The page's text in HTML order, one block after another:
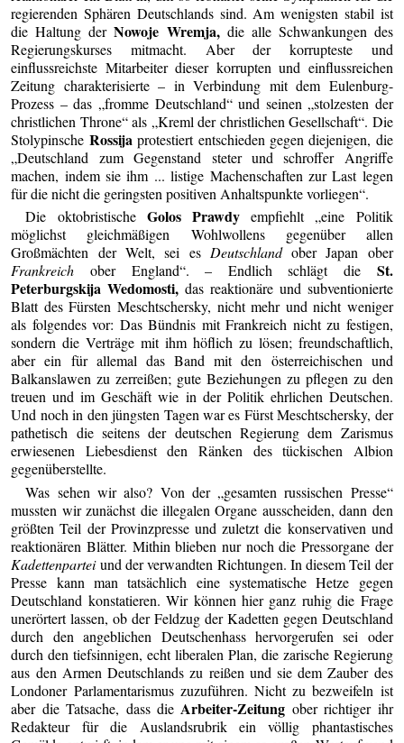
regierenden Sphären Deutschlands sind. Am wenigsten stabil ist
die Haltung derNowoje Wremja,die alle Schwankungen des
Regierungskurses mitmacht. Aber der korrupteste und
einflussreichste Mitarbeiter dieser korrupten und einflussreichen
Zeitung charakterisierte – in Verbindung mit dem Eulenburg-
Prozess – das „fromme Deutschland“ und seinen „stolzesten der
christlichen Throne“ als „Kreml der christlichen Gesellschaft“. Die
Stolypinsche Rossija protestiert entschieden gegen diejenigen, die
„Deutschland zum Gegenstand steter und schroffer Angriffe
machen, indem sie ihm ... listige Machenschaften zur Last legen
für die nicht die geringsten positiven Anhaltspunkte vorliegen“.
Die oktobristische Golos Prawdy empfiehlt „eine Politik
möglichst gleichmäßigen Wohlwollens gegenüber allen
Großmächten der Welt, sei es Deutschlandober Japan ober
Frankreich ober England“. – Endlich schlägt die St.
Peterburgskija Wedomosti, das reaktionäre und subventionierte
Blatt des Fürsten Meschtschersky, nicht mehr und nicht weniger
als folgendes vor: Das Bündnis mit Frankreich nicht zu festigen,
sondern die Verträge mit ihm höflich zu lösen; freundschaftlich,
aber ein für allemal das Band mit den österreichischen und
Balkanslawen zu zerreißen; gute Beziehungen zu pflegen zu den
treuen und im Geschäft wie in der Politik ehrlichen Deutschen.
Und noch in den jüngsten Tagen war es Fürst Meschtschersky, der
pathetisch die seitens der deutschen Regierung dem Zarismus
erwiesenen Liebesdienst den Ränken des tückischen Albion
gegenüberstellte.
Was sehen wir also? Von der „gesamten russischen Presse“
mussten wir zunächst die illegalen Organe ausscheiden, dann den
größten Teil der Provinzpresse und zuletzt die konservativen und
reaktionären Blätter. Mithin blieben nur noch die Pressorgane der
Kadettenparteiund der verwandten Richtungen. In diesem Teil der
Presse kann man tatsächlich eine systematische Hetze gegen
Deutschland konstatieren. Wir können hier ganz ruhig die Frage
unerörtert lassen, ob der Feldzug der Kadetten gegen Deutschland
durch den angeblichen Deutschenhass hervorgerufen sei oder
durch den tiefsinnigen, echt liberalen Plan, die zarische Regierung
aus den Armen Deutschlands zu reißen und sie dem Zauber des
Londoner Parlamentarismus zuzuführen. Nicht zu bezweifeln ist
aber die Tatsache, dass die Arbeiter-Zeitung ober richtiger ihr
Redakteur für die Auslandsrubrik ein völlig phantastisches